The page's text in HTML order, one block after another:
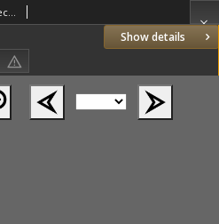
Show details
Prawda. Tygodnik Polityczny, Społeczny i Literacki. 1883 R.3 nr17